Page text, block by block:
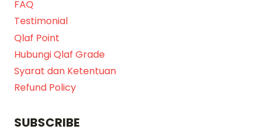
FAQ
Testimonial
Qlaf Point
Hubungi Qlaf Grade
Syarat dan Ketentuan
Refund Policy
SUBSCRIBE